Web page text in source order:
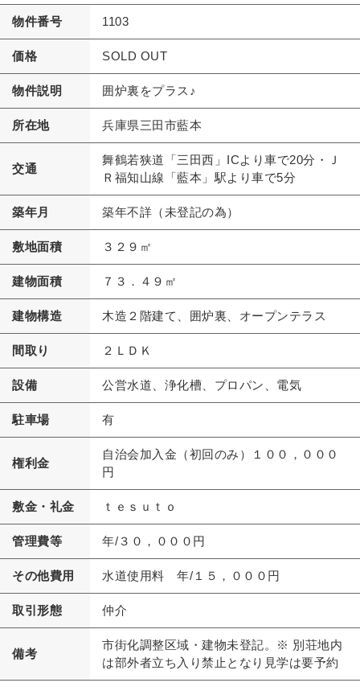
物件番号 1103
価格 SOLD OUT
物件説明 囲炉裏をプラス♪
所在地 兵庫県三田市藍本
交通
舞鶴若狭道「三田西」ICより車で20分・Ｊ
Ｒ福知山線「藍本」駅より車で5分
築年月 築年不詳（未登記の為）
敷地面積 ３２９㎡
建物面積 ７３．４９㎡
建物構造 木造２階建て、囲炉裏、オープンテラス
間取り ２ＬＤＫ
設備 公営水道、浄化槽、プロパン、電気
駐車場 有
権利金
自治会加入金（初回のみ）１００，０００
円
敷金・礼金 ｔｅｓｕｔｏ
管理費等 年/３０，０００円
その他費用 水道使用料 年/１５，０００円
取引形態 仲介
備考
市街化調整区域・建物未登記。※ 別荘地内
は部外者立ち入り禁止となり見学は要予約